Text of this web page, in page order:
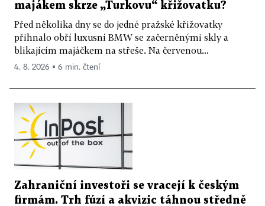
majákem skrze „Turkovu“ křižovatku?
Před několika dny se do jedné pražské křižovatky
přihnalo obří luxusní BMW se začerněnými skly a
blikajícím majáčkem na střeše. Na červenou...
4. 8. 2026 ▪ 6 min. čtení
Zahraniční investoři se vracejí k českým
firmám. Trh fúzí a akvizic táhnou středně